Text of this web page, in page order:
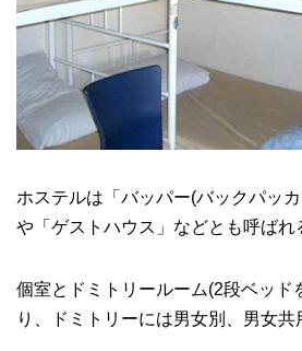
ホステルは「バッパー(バックパッカ
や「ゲストハウス」などとも呼ばれ
個室とドミトリールーム(2段ベッド
り、ドミトリーには男女別、男女共